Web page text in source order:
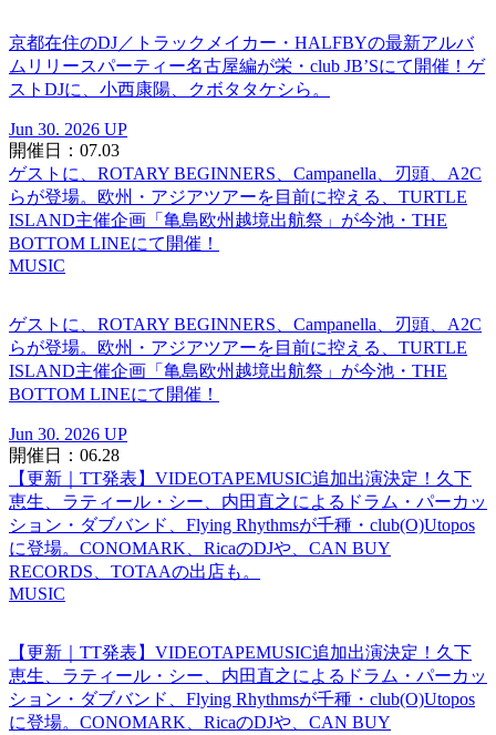
京都在住のDJ／トラックメイカー・HALFBYの最新アルバ
ムリリースパーティー名古屋編が栄・club JB’Sにて開催！ゲ
ストDJに、小西康陽、クボタタケシら。
Jun 30. 2026 UP
開催日：07.03
ゲストに、ROTARY BEGINNERS、Campanella、刃頭、A2C
らが登場。欧州・アジアツアーを目前に控える、TURTLE
ISLAND主催企画「亀島欧州越境出航祭」が今池・THE
BOTTOM LINEにて開催！
MUSIC
ゲストに、ROTARY BEGINNERS、Campanella、刃頭、A2C
らが登場。欧州・アジアツアーを目前に控える、TURTLE
ISLAND主催企画「亀島欧州越境出航祭」が今池・THE
BOTTOM LINEにて開催！
Jun 30. 2026 UP
開催日：06.28
【更新｜TT発表】VIDEOTAPEMUSIC追加出演決定！久下
恵生、ラティール・シー、内田直之によるドラム・パーカッ
ション・ダブバンド、Flying Rhythmsが千種・club(O)Utopos
に登場。CONOMARK、RicaのDJや、CAN BUY
RECORDS、TOTAAの出店も。
MUSIC
【更新｜TT発表】VIDEOTAPEMUSIC追加出演決定！久下
恵生、ラティール・シー、内田直之によるドラム・パーカッ
ション・ダブバンド、Flying Rhythmsが千種・club(O)Utopos
に登場。CONOMARK、RicaのDJや、CAN BUY